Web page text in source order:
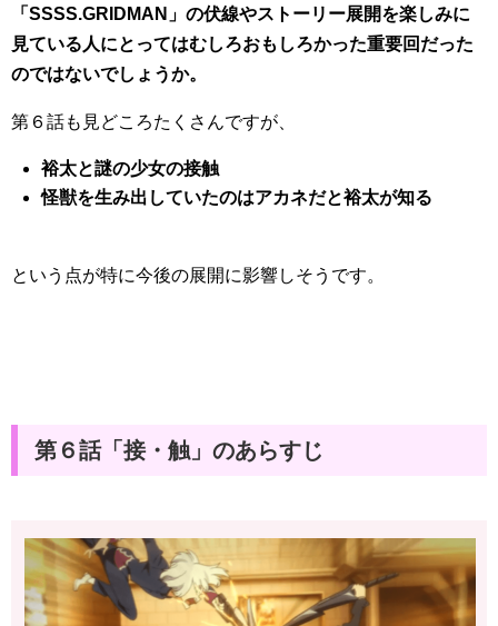
「SSSS.GRIDMAN」の伏線やストーリー展開を楽しみに
見ている人にとってはむしろおもしろかった重要回だった
のではないでしょうか。
第６話も見どころたくさんですが、
裕太と謎の少女の接触
怪獣を生み出していたのはアカネだと裕太が知る
という点が特に今後の展開に影響しそうです。
第６話「接・触」のあらすじ